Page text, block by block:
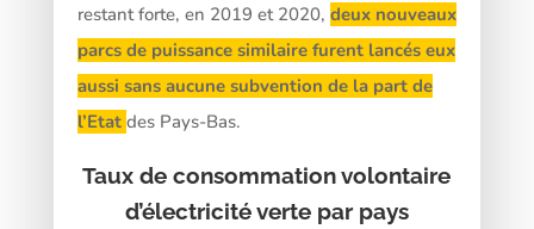
restant forte, en 2019 et 2020, deux nouveaux
parcs de puissance similaire furent lancés eux
aussi sans aucune subvention de la part de
l’Etat des Pays-Bas.
Taux de consommation volontaire
d’électricité verte par pays